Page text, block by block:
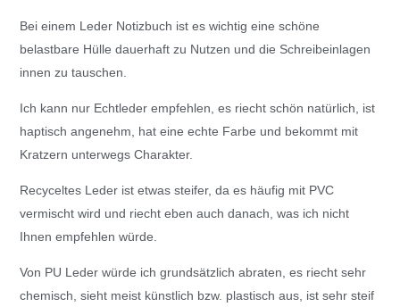
Bei einem Leder Notizbuch ist es wichtig eine schöne
belastbare Hülle dauerhaft zu Nutzen und die Schreibeinlagen
innen zu tauschen.
Ich kann nur Echtleder empfehlen, es riecht schön natürlich, ist
haptisch angenehm, hat eine echte Farbe und bekommt mit
Kratzern unterwegs Charakter.
Recyceltes Leder ist etwas steifer, da es häufig mit PVC
vermischt wird und riecht eben auch danach, was ich nicht
Ihnen empfehlen würde.
Von PU Leder würde ich grundsätzlich abraten, es riecht sehr
chemisch, sieht meist künstlich bzw. plastisch aus, ist sehr steif